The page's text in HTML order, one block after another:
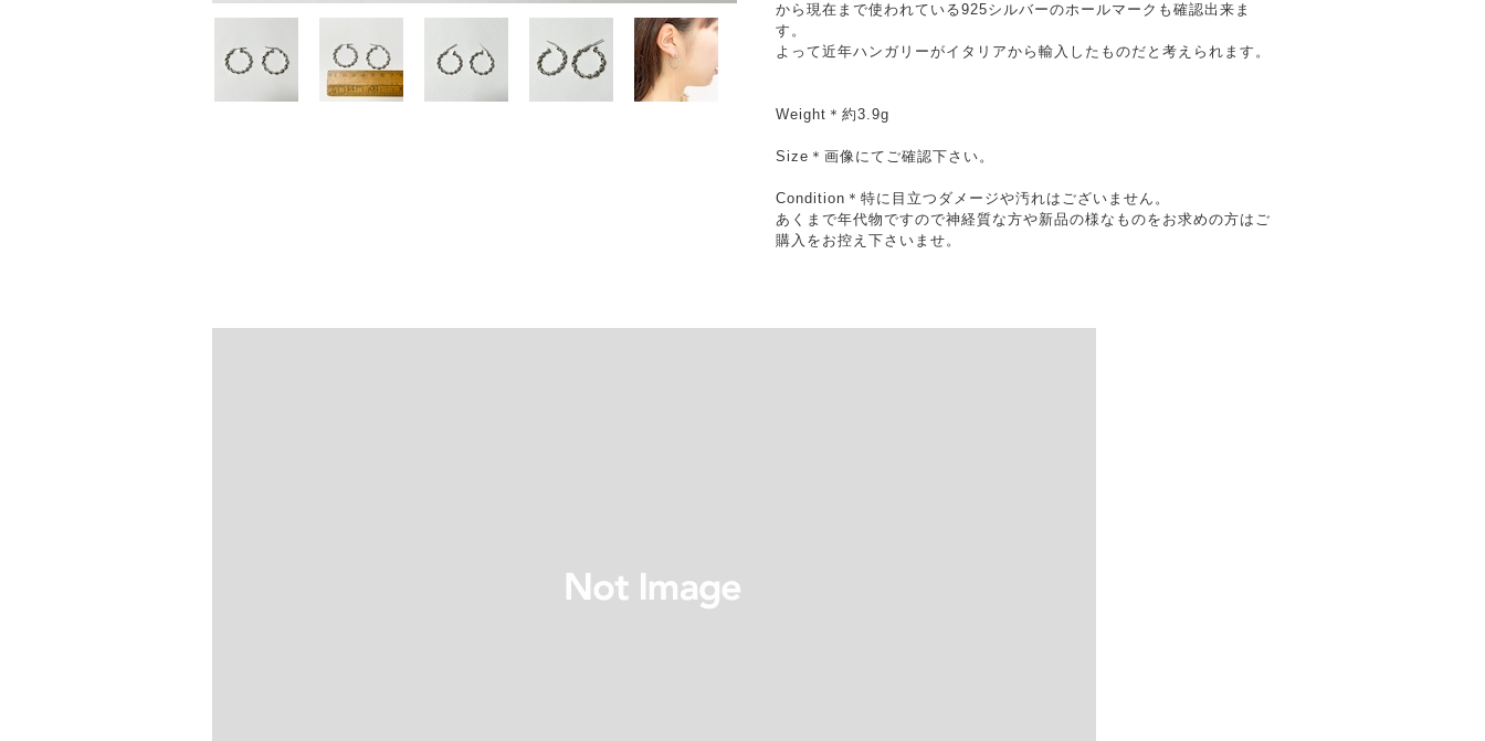
から現在まで使われている925シルバーのホールマークも確認出来ま
す。
よって近年ハンガリーがイタリアから輸入したものだと考えられます。
Weight＊約3.9g
Size＊画像にてご確認下さい。
Condition＊特に目立つダメージや汚れはございません。
あくまで年代物ですので神経質な方や新品の様なものをお求めの方はご
購入をお控え下さいませ。